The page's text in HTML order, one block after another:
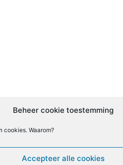
Beheer cookie toestemming
cookies. Waarom?
Accepteer alle cookies